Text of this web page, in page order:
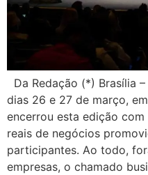
Da Redação (*) Brasília
dias 26 e 27 de março,
encerrou esta edição
reais de negócios
participantes. Ao todo,
empresas, o chamado